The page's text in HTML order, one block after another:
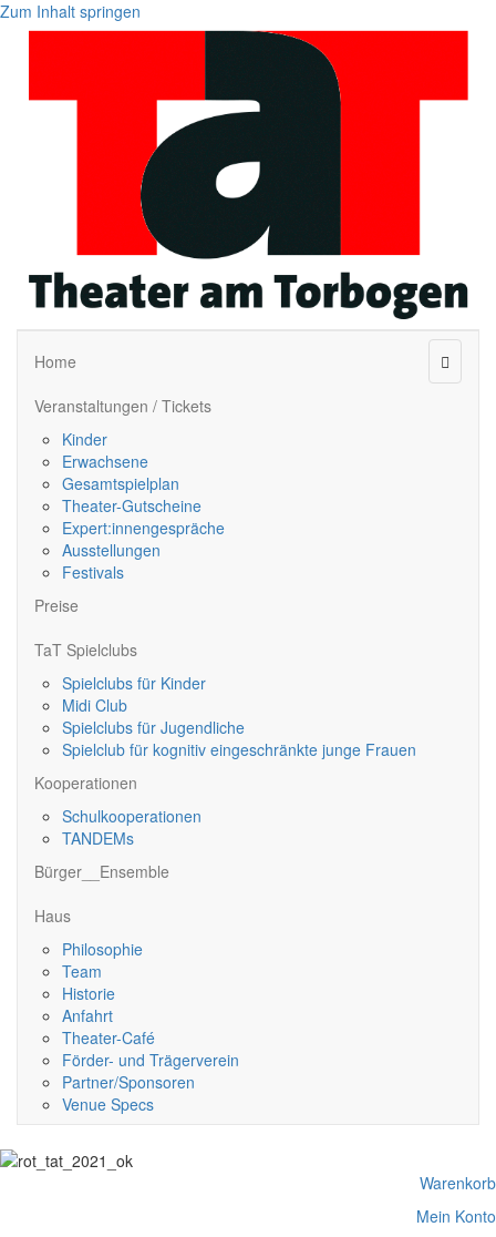
Zum Inhalt springen
Home
Veranstaltungen / Tickets
Kinder
Erwachsene
Gesamtspielplan
Theater-Gutscheine
Expert:innengespräche
Ausstellungen
Festivals
Preise
TaT Spielclubs
Spielclubs für Kinder
Midi Club
Spielclubs für Jugendliche
Spielclub für kognitiv eingeschränkte junge Frauen
Kooperationen
Schulkooperationen
TANDEMs
Bürger__Ensemble
Haus
Philosophie
Team
Historie
Anfahrt
Theater-Café
Förder- und Trägerverein
Partner/Sponsoren
Venue Specs
Warenkorb
Mein Konto